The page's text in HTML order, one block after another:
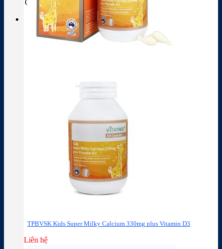
Chưa có sản phẩm trong giỏ hàng.
TPBVSK Kids Super Milky Calcium 330mg plus Vitamin D3
Liên hệ